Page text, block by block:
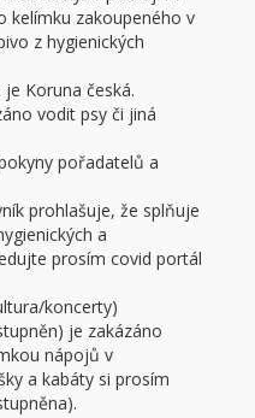
kelímku zakoupeného v
z hygienických
Koruna česká.
vodit psy či jiná
pořadatelů a
prohlašuje, že splňuje
a
prosím covid portál
koncerty)
je zakázáno
nápojů v
a kabáty si prosím